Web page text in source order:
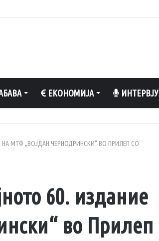
стабилност на енергетскиот систем
ЕКОНОМИЈА ИНТЕРВЈУ
НА МТФ „ВОЈДАН ЧЕРНОДРИНСКИ“ ВО ПРИЛЕП СО
60. издание
во Прилеп